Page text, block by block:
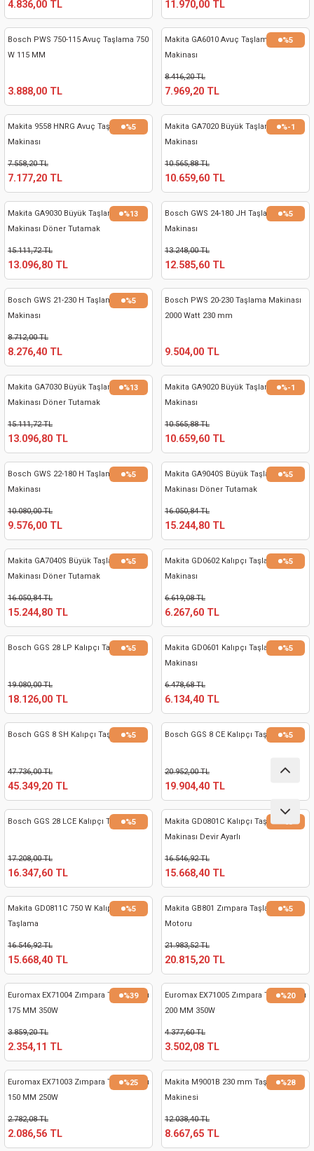
Mak.
Mak.
4.836,00 TL 11.970,00 TL
Bosch PWS 750-115 Avuç Taşlama 750
W 115 MM
3.888,00 TL
%5
Makita GA6010 Avuç Taşlama
Makinası
8.416,20 TL
7.969,20 TL
%5
Makita 9558 HNRG Avuç Taşlama
Makinası
7.558,20 TL
7.177,20 TL
%-1
Makita GA7020 Büyük Taşlama
Makinası
10.565,88 TL
10.659,60 TL
%13
Makita GA9030 Büyük Taşlama
Makinası Döner Tutamak
15.111,72 TL
13.096,80 TL
%5
Bosch GWS 24-180 JH Taşlama
Makinası
13.248,00 TL
12.585,60 TL
%5
Bosch GWS 21-230 H Taşlama
Makinası
8.712,00 TL
8.276,40 TL
Bosch PWS 20-230 Taşlama Makinası
2000 Watt 230 mm
9.504,00 TL
%13
Makita GA7030 Büyük Taşlama
Makinası Döner Tutamak
15.111,72 TL
13.096,80 TL
%-1
Makita GA9020 Büyük Taşlama
Makinası
10.565,88 TL
10.659,60 TL
%5
Bosch GWS 22-180 H Taşlama
Makinası
10.080,00 TL
9.576,00 TL
%5
Makita GA9040S Büyük Taşlama
Makinası Döner Tutamak
16.050,84 TL
15.244,80 TL
%5
Makita GA7040S Büyük Taşlama
Makinası Döner Tutamak
16.050,84 TL
15.244,80 TL
%5
Makita GD0602 Kalıpçı Taşlama
Makinası
6.619,08 TL
6.267,60 TL
%5
Bosch GGS 28 LP Kalıpçı Taşlama
19.080,00 TL
18.126,00 TL
%5
Makita GD0601 Kalıpçı Taşlama
Makinası
6.478,68 TL
6.134,40 TL
%5
Bosch GGS 8 SH Kalıpçı Taşlama
47.736,00 TL
45.349,20 TL
%5
Bosch GGS 8 CE Kalıpçı Taşlama
20.952,00 TL
19.904,40 TL
%5
Bosch GGS 28 LCE Kalıpçı Taşlama
17.208,00 TL
16.347,60 TL
Makita GD0801C Kalıpçı Taşlama
Makinası Devir Ayarlı
16.546,92 TL
15.668,40 TL
%5
Makita GD0811C 750 W Kalıpçı
Taşlama
16.546,92 TL
15.668,40 TL
%5
Makita GB801 Zımpara Taşlama
Motoru
21.983,52 TL
20.815,20 TL
%39
Euromax EX71004 Zımpara Taş Motoru
175 MM 350W
3.859,20 TL
2.354,11 TL
%20
Euromax EX71005 Zımpara Taş Motoru
200 MM 350W
4.377,60 TL
3.502,08 TL
%25
Euromax EX71003 Zımpara Taş Motoru
150 MM 250W
2.782,08 TL
2.086,56 TL
%28
Makita M9001B 230 mm Taşlama
Makinesi
12.038,40 TL
8.667,65 TL